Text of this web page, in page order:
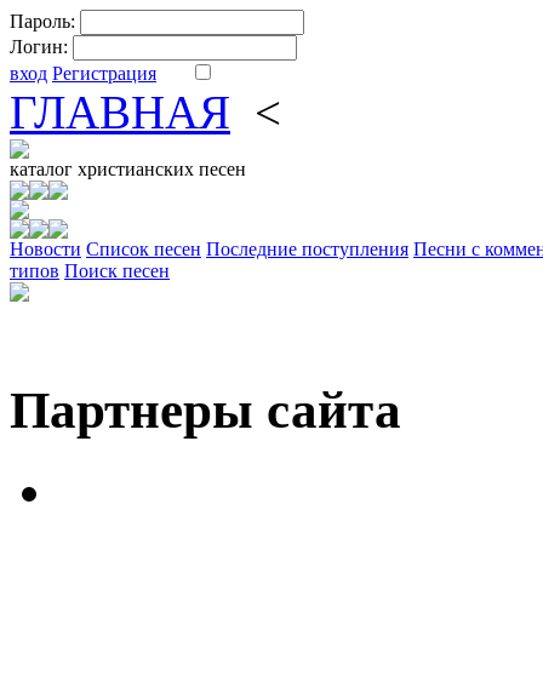
Пароль:
Логин:
вход Регистрация
ГЛАВНАЯ <
каталог христианских песен
Новости Cписок песен Последние поступления Песни с
типов Поиск песен
Партнеры сайта